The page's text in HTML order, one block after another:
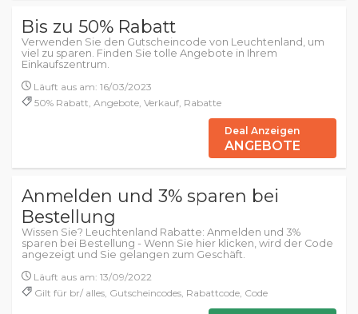
Bis zu 50% Rabatt
Verwenden Sie den Gutscheincode von Leuchtenland, um
viel zu sparen. Finden Sie tolle Angebote in Ihrem
Einkaufszentrum.
Läuft aus am: 16/03/2023
50% Rabatt, Angebote, Verkauf, Rabatte
Deal Anzeigen
ANGEBOTE
Anmelden und 3% sparen bei
Bestellung
Wissen Sie? Leuchtenland Rabatte: Anmelden und 3%
sparen bei Bestellung - Wenn Sie hier klicken, wird der Code
angezeigt und Sie gelangen zum Geschäft.
Läuft aus am: 13/09/2022
Gilt für br/ alles, Gutscheincodes, Rabattcode, Code